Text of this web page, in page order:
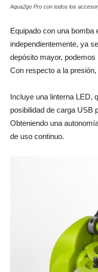
Aqua2go Pro con todos los
Equipado con una bomba
independientemente, ya
depósito mayor, podemos
Con respecto a la
Incluye una linterna LED,
posibilidad de carga USB
Obteniendo una
de uso continuo.